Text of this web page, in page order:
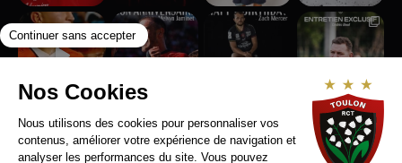
Suivez-nous sur Instagram